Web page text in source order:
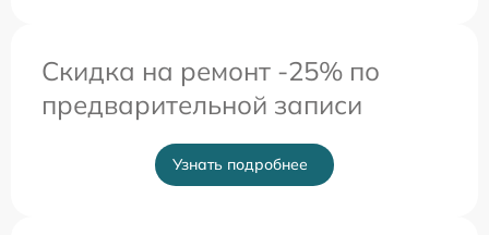
Скидка на ремонт -25% по
предварительной записи
Узнать подробнее